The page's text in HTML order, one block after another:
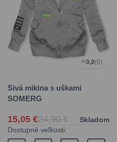
0,0(0)
Sivá mikina s uškami
SOMERG
15,05 €24,90 €
Skladom
Dostupné veľkosti: